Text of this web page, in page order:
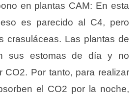
en plantas CAM: En esta
es parecido al C4, pero
crasuláceas. Las plantas de
sus estomas de día y no
CO2. Por tanto, para realizar
el CO2 por la noche,